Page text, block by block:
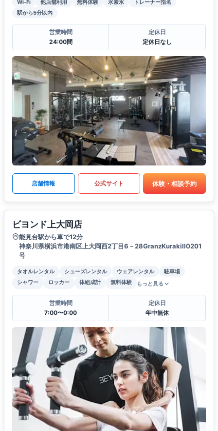
Wi-Fi 他店舗利用 無料体験 水素水
トレーナー指名
駅から5分以内
営業時間
24:00間
定休日
定休日なし
店舗情報 公式サイト 体験・相談予約
ビヨンド上大岡店
能見台駅から車で12分
神奈川県横浜市港南区上大岡西2丁目6－28GranzKurakiII0201
号
タオルレンタル シューズレンタル ウェアレンタル
駐車場
シャワー
ロッカー 体組成計 無料体験 もっと見る
営業時間
7:00〜0:00
定休日
年中無休